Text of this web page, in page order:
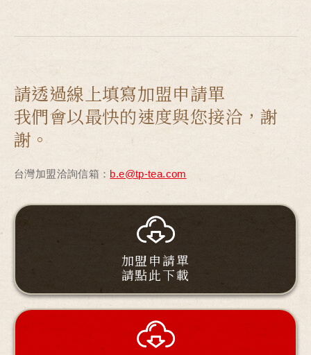
請透過線上填寫加盟申請單
我們會以最快的速度與您接洽，謝
謝。
台灣加盟洽詢信箱： b.e@tp-tea.com
加盟申請單
請點此下載